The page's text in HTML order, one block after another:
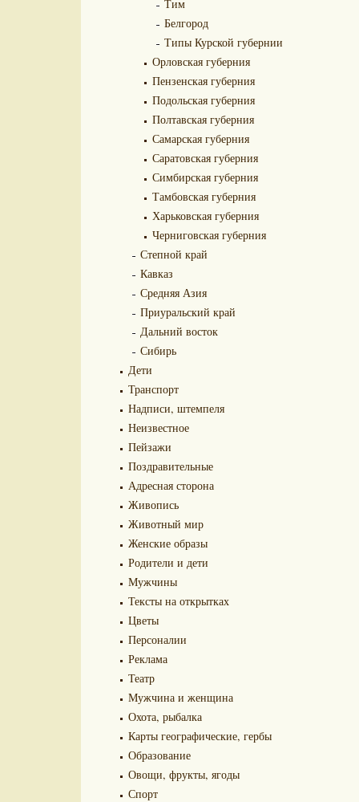
Тим
Белгород
Типы Курской губернии
Орловская губерния
Пензенская губерния
Подольская губерния
Полтавская губерния
Самарская губерния
Саратовская губерния
Симбирская губерния
Тамбовская губерния
Харьковская губерния
Черниговская губерния
Степной край
Кавказ
Средняя Азия
Приуральский край
Дальний восток
Сибирь
Дети
Транспорт
Надписи, штемпеля
Неизвестное
Пейзажи
Поздравительные
Адресная сторона
Живопись
Животный мир
Женские образы
Родители и дети
Мужчины
Тексты на открытках
Цветы
Персоналии
Реклама
Театр
Мужчина и женщина
Охота, рыбалка
Карты географические, гербы
Образование
Овощи, фрукты, ягоды
Спорт